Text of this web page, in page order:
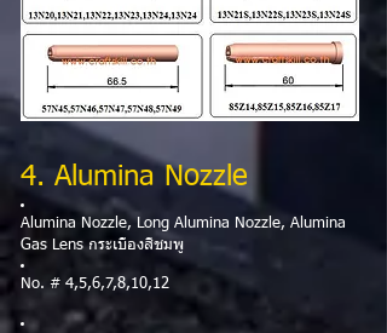
4. Alumina Nozzle
Alumina Nozzle, Long Alumina Nozzle, Alumina
Gas Lens กระเบื้องสีชมพู
No. # 4,5,6,7,8,10,12